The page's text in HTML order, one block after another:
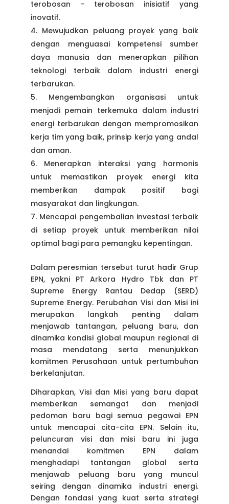
terobosan – terobosan inisiatif yang
inovatif.
Mewujudkan peluang proyek yang baik
dengan menguasai kompetensi sumber
daya manusia dan menerapkan pilihan
teknologi terbaik dalam industri energi
terbarukan.
Mengembangkan organisasi untuk
menjadi pemain terkemuka dalam industri
energi terbarukan dengan mempromosikan
kerja tim yang baik, prinsip kerja yang andal
dan aman.
Menerapkan interaksi yang harmonis
untuk memastikan proyek energi kita
memberikan dampak positif bagi
masyarakat dan lingkungan.
Mencapai pengembalian investasi terbaik
di setiap proyek untuk memberikan nilai
optimal bagi para pemangku kepentingan.
Dalam peresmian tersebut turut hadir Grup
EPN, yakni PT Arkora Hydro Tbk dan PT
Supreme Energy Rantau Dedap (SERD)
Supreme Energy. Perubahan Visi dan Misi ini
merupakan langkah penting dalam
menjawab tantangan, peluang baru, dan
dinamika kondisi global maupun regional di
masa mendatang serta menunjukkan
komitmen Perusahaan untuk pertumbuhan
berkelanjutan.
Diharapkan, Visi dan Misi yang baru dapat
memberikan semangat dan menjadi
pedoman baru bagi semua pegawai EPN
untuk mencapai cita-cita EPN. Selain itu,
peluncuran visi dan misi baru ini juga
menandai komitmen EPN dalam
menghadapi tantangan global serta
menjawab peluang baru yang muncul
seiring dengan dinamika industri energi.
Dengan fondasi yang kuat serta strategi